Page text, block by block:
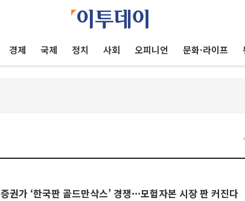
경제 국제 정치 사회 오피니언 문화·라이프
증권가 ‘한국판 골드만삭스’ 경쟁···모험자본 시장 판 커진다